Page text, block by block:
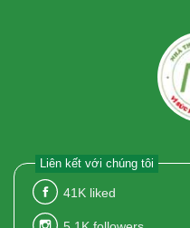
Liên kết với chúng tôi
41K liked